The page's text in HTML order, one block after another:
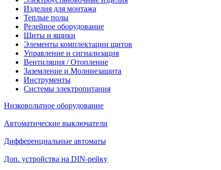
Изделия для монтажа
Теплые полы
Релейное оборудование
Щиты и ящики
Элементы комплектации щитов
Управление и сигнализация
Вентиляция / Отопление
Заземление и Молниезащита
Инструменты
Системы электропитания
Низковольтное оборудование
Автоматические выключатели
Дифференциальные автоматы
Доп. устройства на DIN-рейку